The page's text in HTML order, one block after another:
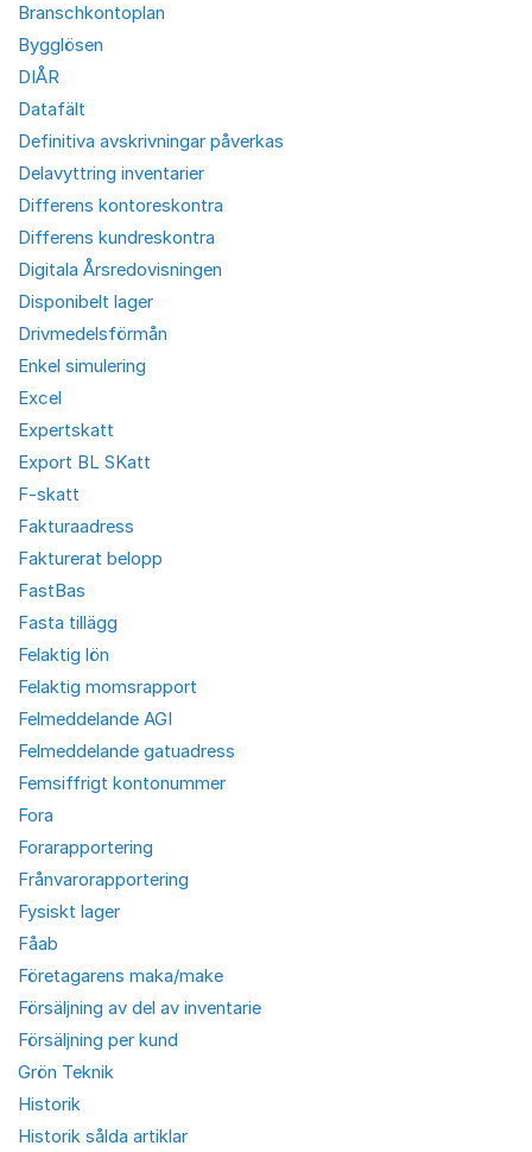
Branschkontoplan
Bygglösen
DIÅR
Datafält
Definitiva avskrivningar påverkas
Delavyttring inventarier
Differens kontoreskontra
Differens kundreskontra
Digitala Årsredovisningen
Disponibelt lager
Drivmedelsförmån
Enkel simulering
Excel
Expertskatt
Export BL SKatt
F-skatt
Fakturaadress
Fakturerat belopp
FastBas
Fasta tillägg
Felaktig lön
Felaktig momsrapport
Felmeddelande AGI
Felmeddelande gatuadress
Femsiffrigt kontonummer
Fora
Forarapportering
Frånvarorapportering
Fysiskt lager
Fåab
Företagarens maka/make
Försäljning av del av inventarie
Försäljning per kund
Grön Teknik
Historik
Historik sålda artiklar